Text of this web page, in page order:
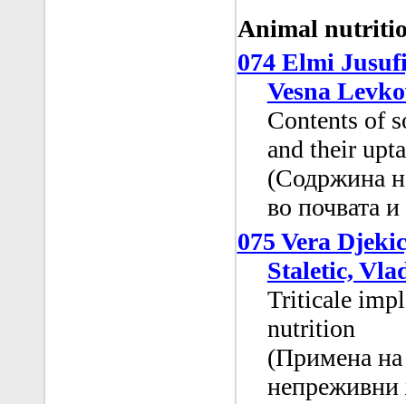
Animal
074 Elmi
Vesna
Contents of
and their
(Содржина
во почвата
075 Vera
Staletic,
Triticale
nutrition
(Примена на